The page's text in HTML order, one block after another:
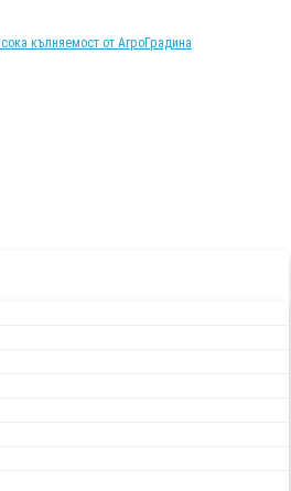
кълняемост от АгроГрадина